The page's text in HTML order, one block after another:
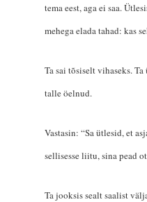
tema eest, aga ei saa.
mehega elada tahad: kas
Ta sai tõsiselt vihaseks.
talle öelnud.
Vastasin: “Sa ütlesid, et
sellisesse liitu, sina pead
Ta jooksis sealt saalist